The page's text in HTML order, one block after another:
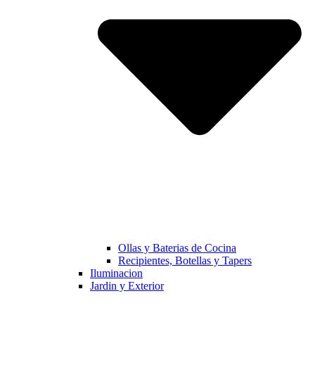
Ollas y Baterias de Cocina
Recipientes, Botellas y Tapers
Iluminacion
Jardin y Exterior